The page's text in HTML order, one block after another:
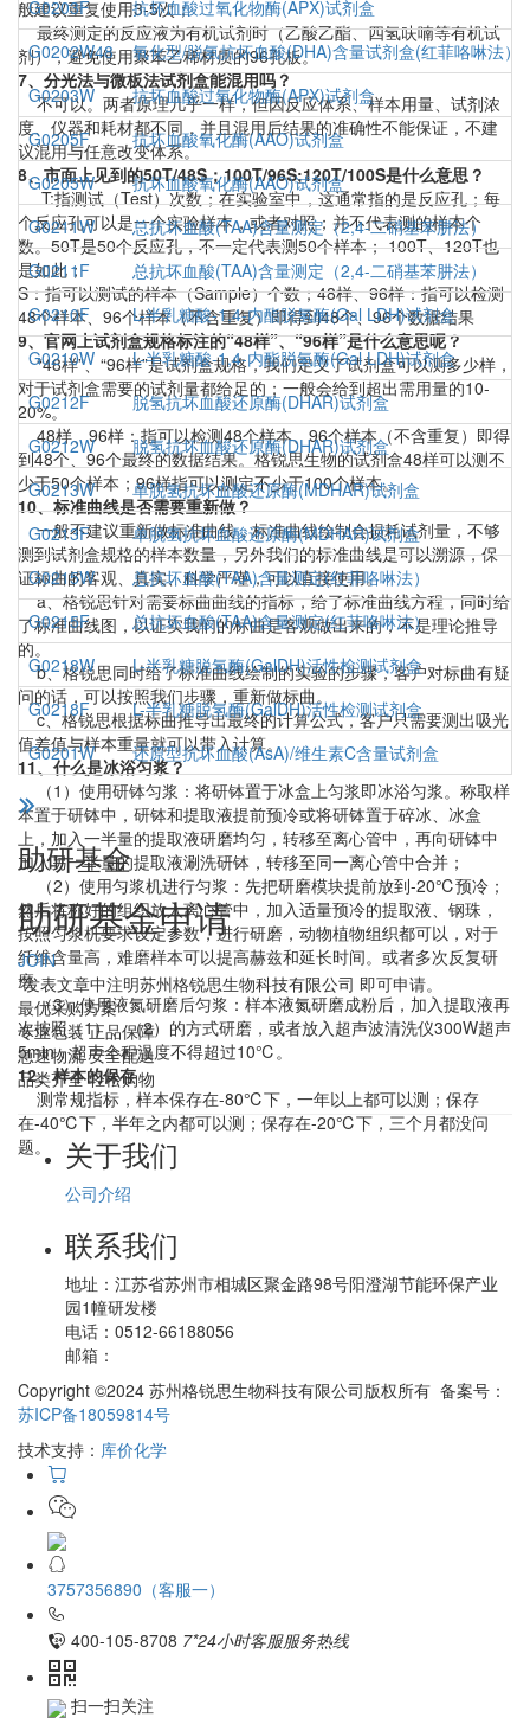
般建议重复使用3-5次；
最终测定的反应液为有机试剂时（乙酸乙酯、四氢呋喃等有机试
剂），避免使用聚苯乙稀材质的96孔板。
7、分光法与微板法试剂盒能混用吗？
不可以。两者原理几乎一样，但因反应体系、样本用量、试剂浓
度、仪器和耗材都不同，并且混用后结果的准确性不能保证，不建
议混用与任意改变体系。
8、市面上见到的50T/48S；100T/96S;120T/100S是什么意思？
T:指测试（Test）次数；在实验室中，这通常指的是反应孔；每
个反应孔可以是一个实验样本，或者对照；并不代表测的样本个
数。50T是50个反应孔，不一定代表测50个样本； 100T、120T也
是如此；
S：指可以测试的样本（Sample）个数；48样、96样：指可以检测
48个样本、96个样本（不含重复）即得到48个、96个数据结果
9、官网上试剂盒规格标注的“48样”、“96样”是什么意思呢？
“48样”、“96样”是试剂盒规格，我们定义了试剂盒可以测多少样，
对于试剂盒需要的试剂量都给足的；一般会给到超出需用量的10-
20%。
48样、96样：指可以检测48个样本、96个样本（不含重复）即得
到48个、96个最终的数据结果。格锐思生物的试剂盒48样可以测不
少于50个样本；96样指可以测定不少于100个样本。
10、标准曲线是否需要重新做？
一般不建议重新做标准曲线，标准曲线绘制会损耗试剂量，不够
测到试剂盒规格的样本数量，另外我们的标准曲线是可以溯源，保
证标曲的客观、真实、科学严谨，可以直接使用。
a、格锐思针对需要标曲曲线的指标，给了标准曲线方程，同时给
了标准曲线图，以证实我们的标曲是客观做出来的，不是理论推导
的。
b、格锐思同时给了标准曲线绘制的实验的步骤，客户对标曲有疑
问的话，可以按照我们步骤，重新做标曲。
c、格锐思根据标曲推导出最终的计算公式，客户只需要测出吸光
值差值与样本重量就可以带入计算。
11、什么是冰浴匀浆？
（1）使用研钵匀浆：将研钵置于冰盒上匀浆即冰浴匀浆。称取样
本置于研钵中，研钵和提取液提前预冷或将研钵置于碎冰、冰盒
上，加入一半量的提取液研磨均匀，转移至离心管中，再向研钵中
加入另一半量的提取液涮洗研钵，转移至同一离心管中合并；
（2）使用匀浆机进行匀浆：先把研磨模块提前放到-20℃预冷；
然后将称好的组织放入离心管中，加入适量预冷的提取液、钢珠，
按照匀浆机要求设定参数，进行研磨，动物植物组织都可以，对于
纤维含量高，难磨样本可以提高赫兹和延长时间。或者多次反复研
磨
（3）使用液氮研磨后匀浆：样本液氮研磨成粉后，加入提取液再
次按照（1）、（2）的方式研磨，或者放入超声波清洗仪300W超声
5min，超声全程温度不得超过10℃。
12、样本的保存
测常规指标，样本保存在-80℃下，一年以上都可以测；保存
在-40℃下，半年之内都可以测；保存在-20℃下，三个月都没问
题。
G0203F
抗坏血酸过氧化物酶(APX)试剂盒
G0202W48
氧化型/脱氢抗坏血酸(DHA)含量试剂盒(红菲咯啉法）
G0203W
抗坏血酸过氧化物酶(APX)试剂盒
G0205F
抗坏血酸氧化酶(AAO)试剂盒
G0205W
抗坏血酸氧化酶(AAO)试剂盒
G0211W
总抗坏血酸(TAA)含量测定（2,4-二硝基苯肼法）
G0211F
总抗坏血酸(TAA)含量测定（2,4-二硝基苯肼法）
G0210F
L-半乳糖酸-1,4-内酯脱氢酶(Gal LDH)试剂盒
G0210W
L-半乳糖酸-1,4-内酯脱氢酶(Gal LDH)试剂盒
G0212F
脱氢抗坏血酸还原酶(DHAR)试剂盒
G0212W
脱氢抗坏血酸还原酶(DHAR)试剂盒
G0213W
单脱氢抗坏血酸还原酶(MDHAR)试剂盒
G0213F
单脱氢抗坏血酸还原酶(MDHAR)试剂盒
G0215W
总抗坏血酸(TAA)含量测定(红菲咯啉法）
G0215F
总抗坏血酸(TAA)含量测定(红菲咯啉法）
G0218W
L-半乳糖脱氢酶(GalDH)活性检测试剂盒
G0218F
L-半乳糖脱氢酶(GalDH)活性检测试剂盒
G0201W
还原型抗坏血酸(AsA)/维生素C含量试剂盒
助研基金
助研基金申请
JOIN
*发表文章中注明苏州格锐思生物科技有限公司 即可申请。
最优采购方案
专业包装 正品保障
急速物流 安全配送
品类齐全 轻松购物
关于我们
公司介绍
联系我们
地址： 江苏省苏州市相城区聚金路98号阳澄湖节能环保产业
园1幢研发楼
电话： 0512-66188056
邮箱：
Copyright ©2024 苏州格锐思生物科技有限公司版权所有 备案号：
苏ICP备18059814号
技术支持： 库价化学
3757356890（客服一）
400-105-8708 7*24小时客服服务热线
扫一扫关注